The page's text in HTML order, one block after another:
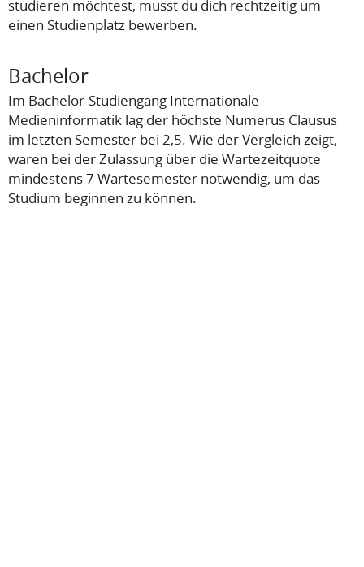
studieren möchtest, musst du dich rechtzeitig um
einen Studienplatz bewerben.
Bachelor
Im Bachelor-Studiengang Internationale
Medieninformatik lag der höchste Numerus Clausus
im letzten Semester bei 2,5. Wie der Vergleich zeigt,
waren bei der Zulassung über die Wartezeitquote
mindestens 7 Wartesemester notwendig, um das
Studium beginnen zu können.